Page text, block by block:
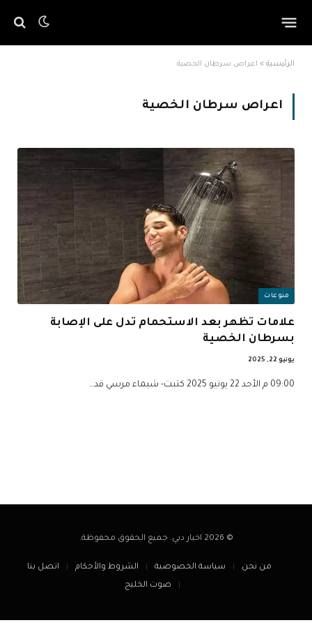
الرئيسية » اعراص سرطان الخصية
اعراص سرطان الخصية
منوعات
علامات تظهر بعد الاستحمام تدل على الإصابة
بسرطان الخصية
يونيو 22, 2025
09:00 م الأحد 22 يونيو 2025 كتبت- شيماء مرسي قد…
© 2026 اخبار دبي. جميع الحقوق محفوظة.
من نحن سياسة الخصوصية الشروط والأحكام
اتصل بنا
صوت الخليج